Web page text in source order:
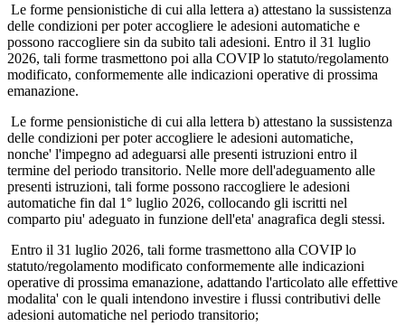
Le forme pensionistiche di cui alla lettera a) attestano la sussistenza
delle condizioni per poter accogliere le adesioni automatiche e
possono raccogliere sin da subito tali adesioni. Entro il 31 luglio
2026, tali forme trasmettono poi alla COVIP lo statuto/regolamento
modificato, conformemente alle indicazioni operative di prossima
emanazione.
Le forme pensionistiche di cui alla lettera b) attestano la sussistenza
delle condizioni per poter accogliere le adesioni automatiche,
nonche' l'impegno ad adeguarsi alle presenti istruzioni entro il
termine del periodo transitorio. Nelle more dell'adeguamento alle
presenti istruzioni, tali forme possono raccogliere le adesioni
automatiche fin dal 1° luglio 2026, collocando gli iscritti nel
comparto piu' adeguato in funzione dell'eta' anagrafica degli stessi.
Entro il 31 luglio 2026, tali forme trasmettono alla COVIP lo
statuto/regolamento modificato conformemente alle indicazioni
operative di prossima emanazione, adattando l'articolato alle effettive
modalita' con le quali intendono investire i flussi contributivi delle
adesioni automatiche nel periodo transitorio;